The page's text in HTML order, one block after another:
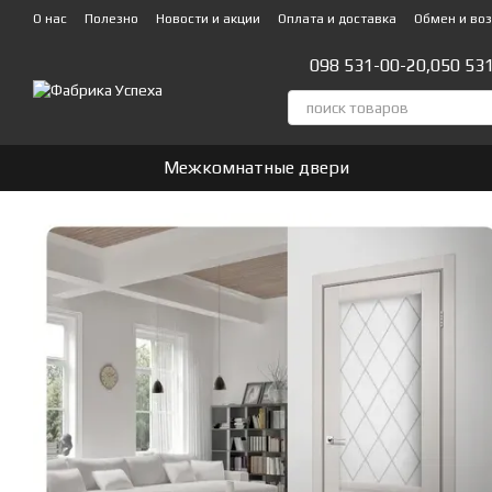
Перейти к основному контенту
О нас Полезно Новости и акции Оплата и доставка
Обмен и
098 531-00-20,050
Межкомнатные двери